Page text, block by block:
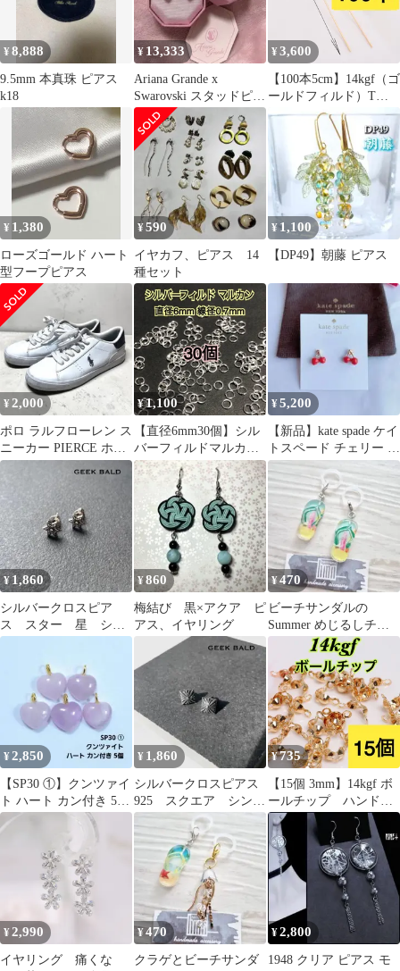
¥8,888
9.5mm 本真珠 ピアス
k18
¥ 13,333
Ariana Grande x
Swarovski スタッドピア
ス
¥3,600
【100本5cm】14kgf（ゴ
ールドフィルド）Tピ
ン ハンドメイドアク
セサリー作りに
¥ 1,380
ローズゴールド ハート
型フープピアス
¥590
イヤカフ、ピアス 14
種セット
¥ 1,100
【DP49】朝藤 ピアス
¥2,000
ポロ ラルフローレン ス
ニーカー PIERCE ホワ
イト×ネイビー 23.5cm
¥1,100
【直径6mm30個】シル
バーフィルドマルカン
ハンドメイドアクセサ
リー作りに 丸カン 金属
アレルギー対応
¥5,200
【新品】kate spade ケイ
トスペード チェリー ピ
アス
¥ 1,860
シルバークロスピア
ス スター 星 シン
プルアクセサリー 人
¥860
梅結び 黒×アクア ピ
アス、イヤリング
¥470
ビーチサンダルの
Summer めじるしチャ
ームセット
¥2,850
【SP30 ①】クンツァイ
ト ハート カン付き 5個
set
¥ 1,860
シルバークロスピアス
925 スクエア シンプ
ルデザインNo2
¥735
【15個 3mm】14kgf ボ
ールチップ ハンドメ
イド材料 アクセサリ
ー作りに（ピアス・ブ
レスレット・ネックレ
ス・リング等）
¥2,990
イヤリング 痛くな
¥470
クラゲとビーチサンダ
¥2,800
1948 クリア ピアス モ